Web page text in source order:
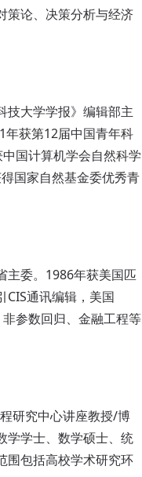
策论、决策分析与经济
技大学学报》编辑部主
获第12届中国青年科
国计算机学会自然科学
国家自然基金委优秀青
主委。1986年获美国匹
CIS通讯编辑，美国
参数回归、金融工程等
研究中心讲座教授/博
学学士、数学硕士、统
围包括高校学术研究环